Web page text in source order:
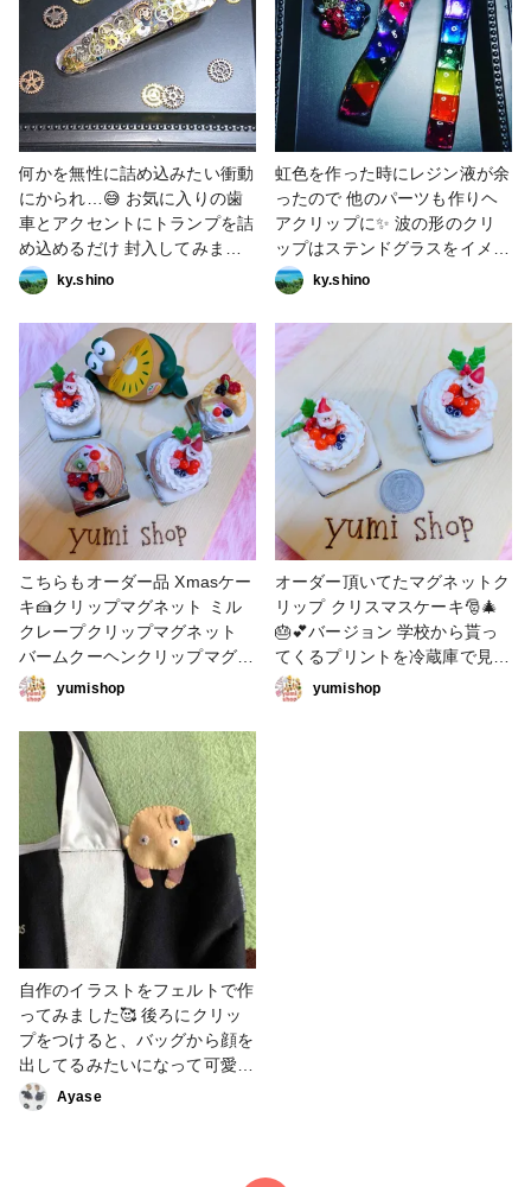
ください🍊🍇🍉🍐 ↓↓↓ 動画の最
後に可愛いアレンジを潜ませて
います🤭🤫💕 作り方欄に写真
でご案内を載せています！こち
らも是非ご覧ください(｡
ᵕᴗᵕ｡)*.+ﾟ #アクセサリー部 #ク
リップ #フルーツ #作家のため
のレジン
何かを無性に詰め込みたい衝動
にかられ…😅 お気に入りの歯
車とアクセントにトランプを詰
め込めるだけ 封入してみまし
た😅 #レジン #歯車 #トランプ
#ヘアアクセサリー #クリップ
#アクセサリー部 #レジン作品
コンテスト2022
ky.shino
虹色を作った時にレジン液が余
ったので 他のパーツも作りヘ
アクリップに✨ 波の形のクリ
ップはステンドグラスをイメー
ジして 作ってみました😁 #レ
ジン #ヘアアクセサリー #クリ
ップ #レジン作品コンテスト
2022
ky.shino
こちらもオーダー品 Xmasケー
キ🍰クリップマグネット ミル
クレープクリップマグネット
バームクーヘンクリップマグネ
ット ミルクレープとバームク
ーヘンにはフルーツ🍇🍓🍑🍉た
っぷり乗せてみました。 作っ
てるといつもデザート食べたく
なるんだよなぁ🍴 #粘土 #ミニ
チュア #小物・雑貨 #マグネッ
ト #クリップ
yumishop
オーダー頂いてたマグネットク
リップ クリスマスケーキ🎅🎄
🎂💕バージョン 学校から貰っ
てくるプリントを冷蔵庫で見や
すくしたいから作って欲しいと
オーダーが、、、 強力マグネ
yumishop
自作のイラストをフェルトで作
ってみました🥰 後ろにクリッ
プをつけると、バッグから顔を
出してるみたいになって可愛い
です(*ˊᵕˋ*) #フェルト#クリップ
Ayase